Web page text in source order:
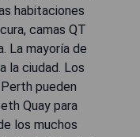
habitaciones
camas QT
La mayoría de
la ciudad. Los
pueden
Quay para
los muchos